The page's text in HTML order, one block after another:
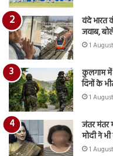
वंदे भारत
जवाब,
1
कुलगाम में
दिनों के
1
जंतर मंतर
मोदी ने
1